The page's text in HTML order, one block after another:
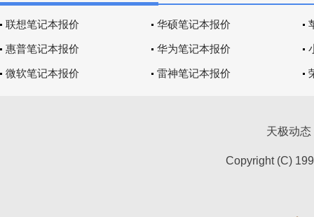
联想笔记本报价 华硕笔记本报价
惠普笔记本报价 华为笔记本报价
微软笔记本报价 雷神笔记本报价
天极动态
Copyright (C)